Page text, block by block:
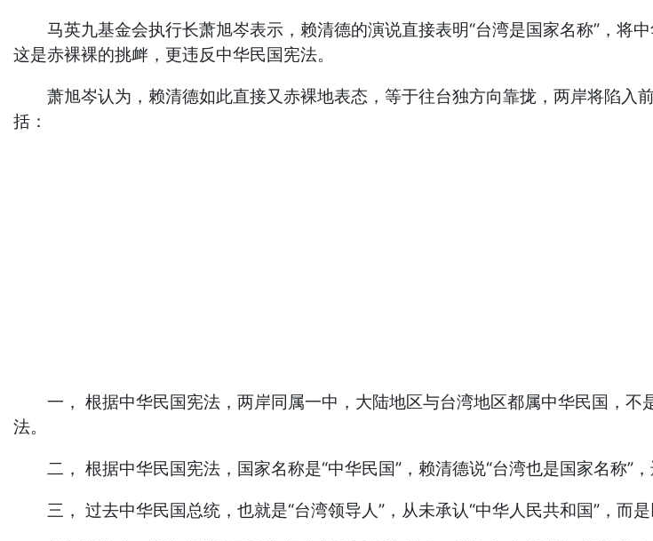
马英九基金会执行长萧旭岑表示，赖清德的演说直接表明“台湾是国家名称”，将中
这是赤裸裸的挑衅，更违反中华民国宪法。
萧旭岑认为，赖清德如此直接又赤裸地表态，等于往台独方向靠拢，两岸将陷入
括：
一， 根据中华民国宪法，两岸同属一中，大陆地区与台湾地区都属中华民国，不
法。
二， 根据中华民国宪法，国家名称是“中华民国”，赖清德说“台湾也是国家名称”，
三， 过去中华民国总统，也就是“台湾领导人”，从未承认“中华人民共和国”，而是